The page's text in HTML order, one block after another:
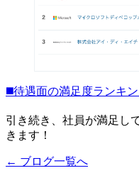
◼️待遇面の満足度ランキ
引き続き、社員が満足し
きます！
← ブログ一覧へ